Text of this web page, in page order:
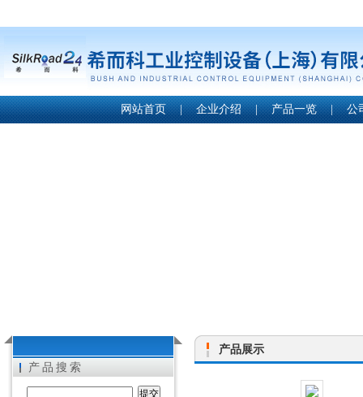
网站首页 | 企业介绍 | 产品一览 | 公
产品搜索
产品展示